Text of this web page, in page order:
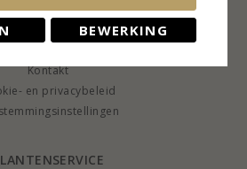
Over CHANTI
Kontakt
en privacybeleid
BEWERKING